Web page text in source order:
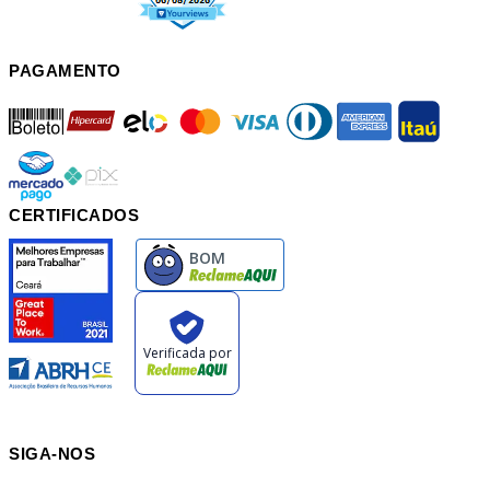
PAGAMENTO
boleto mastercard diners american itau
mercadopago
CERTIFICADOS
SIGA-NOS